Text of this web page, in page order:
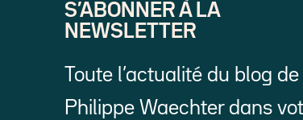
S’ABONNER À LA
NEWSLETTER
Toute l’actualité du blog de
Philippe Waechter dans